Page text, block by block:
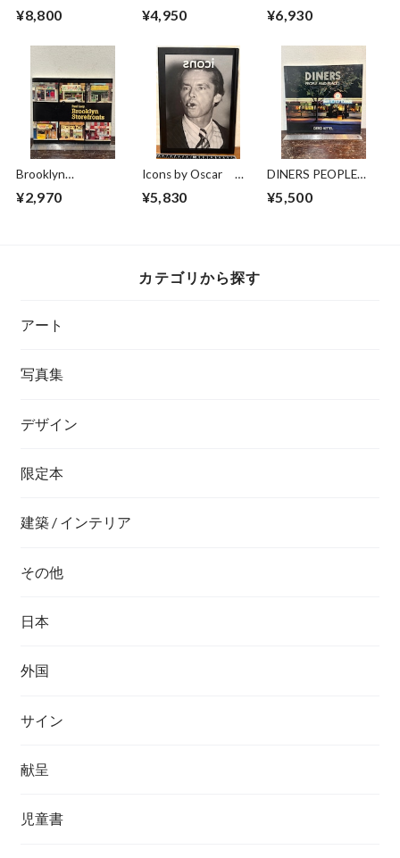
Hiromi 1955
¥8,800
BODIES OF LIGHT
NUDES
¥4,950
Gregory Colbert
¥6,930
Brooklyn
Lacy
¥2,970
Icons by Oscar
photographer Oscar
¥5,830
DINERS PEOPLE
¥5,500
カテゴリから探す
アート
写真集
デザイン
限定本
建築 / インテリア
その他
日本
外国
サイン
献呈
児童書